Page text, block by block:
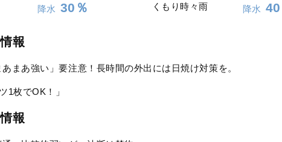
降水 30％ くもり時々雨 降水
報
あまあ強い」要注意！長時間の外出には日焼け対策を。
1枚でOK！」
報